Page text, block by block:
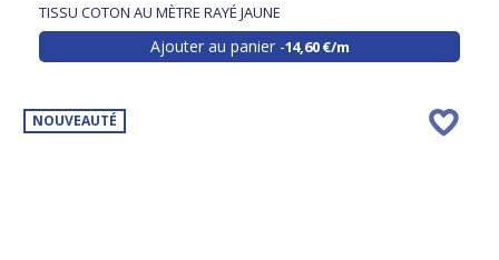
TISSU COTON AU MÈTRE RAYÉ JAUNE
Ajouter au panier 14,60 €/m
NOUVEAUTÉ